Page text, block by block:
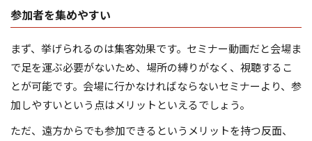
参加者を集めやすい
まず、挙げられるのは集客効果です。セミナー動画だと会場ま
で足を運ぶ必要がないため、場所の縛りがなく、視聴するこ
とが可能です。会場に行かなければならないセミナーより、参
加しやすいという点はメリットといえるでしょう。
ただ、遠方からでも参加できるというメリットを持つ反面、